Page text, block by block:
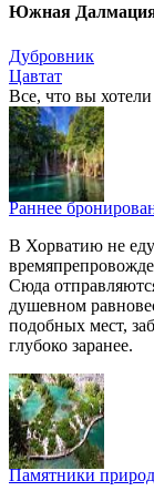
Южная
Дубровник
Цавтат
Все, что вы
Раннее
В Хорватию не
Сюда
душевном
подобных мест,
глубоко заранее.
Памятники